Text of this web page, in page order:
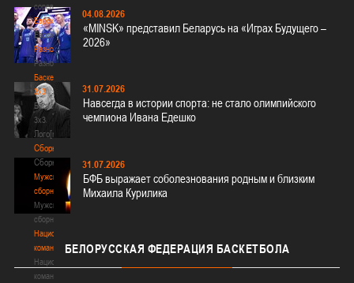
соревнования
Еврокубки
Еврокубки
Разное
Разное
Баскетбол
3х3
Баскетбол
3х3
Лого[modid=121]
Сборные
Сборные
Мужские
сборные
Мужские
сборные
Национальная
команда
Национальная
команда
04.08.2026
«MINSK» представил Беларусь на «Играх Будущего –
2026»
31.07.2026
Навсегда в истории спорта: не стало олимпийского
чемпиона Ивана Едешко
31.07.2026
БФБ выражает соболезнования родным и близким
Михаила Курилика
БЕЛОРУССКАЯ ФЕДЕРАЦИЯ БАСКЕТБОЛА